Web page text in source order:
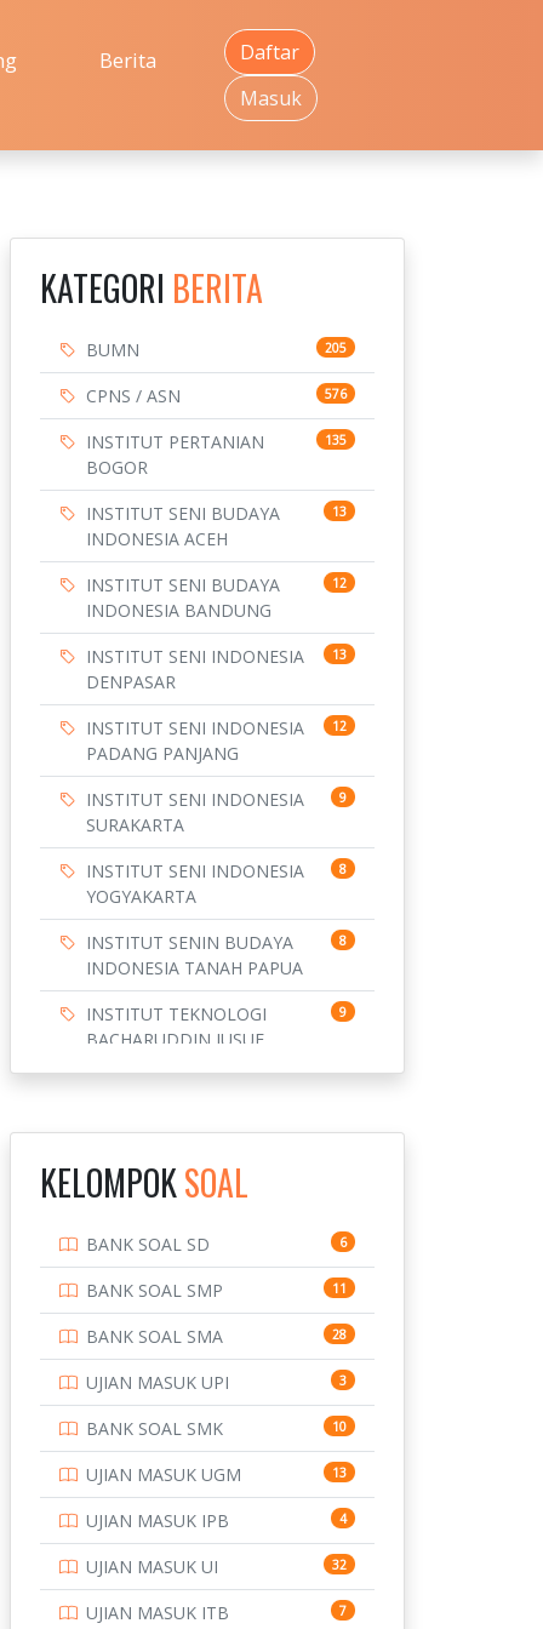
Berita
Daftar
Masuk
KATEGORI BERITA
BUMN 205
CPNS / ASN 576
INSTITUT PERTANIAN
BOGOR
135
INSTITUT SENI BUDAYA
INDONESIA ACEH
13
INSTITUT SENI BUDAYA
INDONESIA BANDUNG
12
INSTITUT SENI INDONESIA
DENPASAR
13
INSTITUT SENI INDONESIA
PADANG PANJANG
12
INSTITUT SENI INDONESIA
SURAKARTA
9
INSTITUT SENI INDONESIA
YOGYAKARTA
8
INSTITUT SENIN BUDAYA
INDONESIA TANAH PAPUA
8
INSTITUT TEKNOLOGI
BACHARUDDIN JUSUF
9
BANDUNG
INSTITUT TEKNOLOGI
INSTITUT TEKNOLOGI
SEPULUH NOVEMBER
10
INSTITUT TEKNOLOGI
SUMATERA
9
IPDN / STPDN 148
PENDIDIKAN 943
PERBANKAN 3
POLRI 169
POLTEK SSN 7
4
KELOMPOKSOAL
BANK SOAL SD 6
BANK SOAL SMP 11
BANK SOAL SMA 28
UJIAN MASUK UPI 3
BANK SOAL SMK 10
UJIAN MASUK UGM 13
UJIAN MASUK IPB 4
UJIAN MASUK UI 32
UJIAN MASUK ITB 7